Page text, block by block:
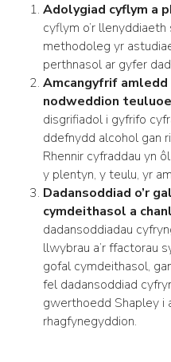
Adolygiad cyflym a
cyflym o’r
methodoleg yr
perthnasol ar gyfer
Amcangyfrif amledd
nodweddion
disgrifiadol i gyfrifo
ddefnydd alcohol gan
Rhennir cyfraddau yn
y plentyn, y teulu, yr
Dadansoddiad o’r
cymdeithasol a
dadansoddiadau
llwybrau a’r ffactorau
gofal cymdeithasol,
fel dadansoddiad
gwerthoedd Shapley i
rhagfynegyddion.